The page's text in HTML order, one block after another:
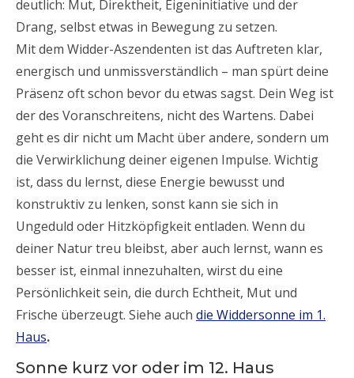
deutlich: Mut, Direktheit, Eigeninitiative und der
Drang, selbst etwas in Bewegung zu setzen.
Mit dem Widder-Aszendenten ist das Auftreten klar,
energisch und unmissverständlich – man spürt deine
Präsenz oft schon bevor du etwas sagst. Dein Weg ist
der des Voranschreitens, nicht des Wartens. Dabei
geht es dir nicht um Macht über andere, sondern um
die Verwirklichung deiner eigenen Impulse. Wichtig
ist, dass du lernst, diese Energie bewusst und
konstruktiv zu lenken, sonst kann sie sich in
Ungeduld oder Hitzköpfigkeit entladen. Wenn du
deiner Natur treu bleibst, aber auch lernst, wann es
besser ist, einmal innezuhalten, wirst du eine
Persönlichkeit sein, die durch Echtheit, Mut und
Frische überzeugt. Siehe auch die Widdersonne im 1.
Haus.
Sonne kurz vor oder im 12. Haus